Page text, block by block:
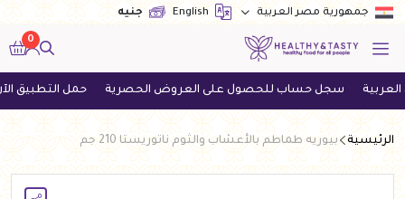
جمهورية مصر العربية English جنيه
0
سجل حساب للحصول على العروض الحصرية حمل التطبيق الآن
الرئيسية بيوريه طماطم بالأعشاب والثوم ناتوريستا 210 جم